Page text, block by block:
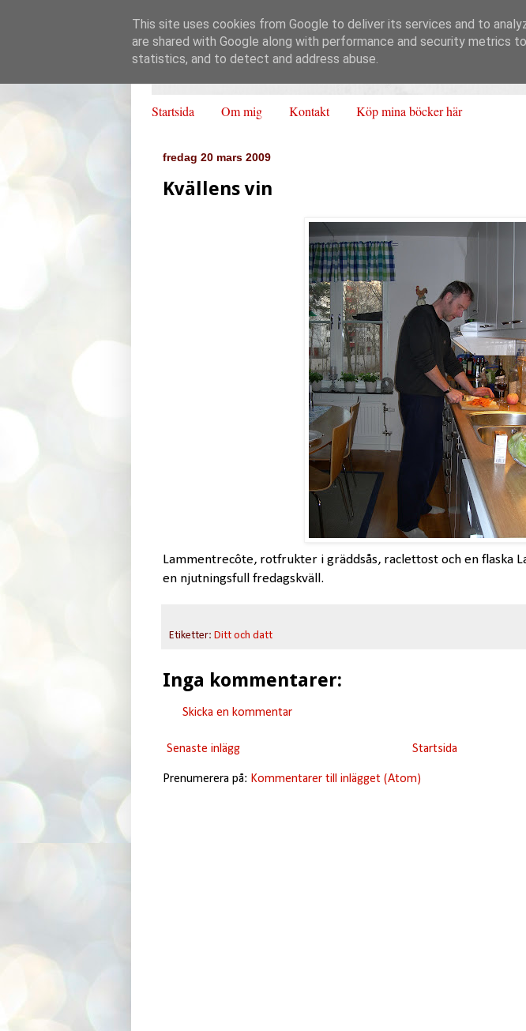
Startsida Om mig Kontakt Köp mina böcker här
fredag 20 mars 2009
Kvällens vin
Lammentrecôte, rotfrukter i gräddsås, raclettost och en flaska
en njutningsfull fredagskväll.
Etiketter: Ditt och datt
Inga kommentarer:
Skicka en kommentar
Senaste inlägg Startsida
Prenumerera på: Kommentarer till inlägget (Atom)
This site uses cookies from Google to deliver its services and to
are shared with Google along with performance and security metrics
statistics, and to detect and address abuse.